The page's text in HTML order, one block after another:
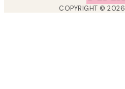
COPYRIGHT ©2026